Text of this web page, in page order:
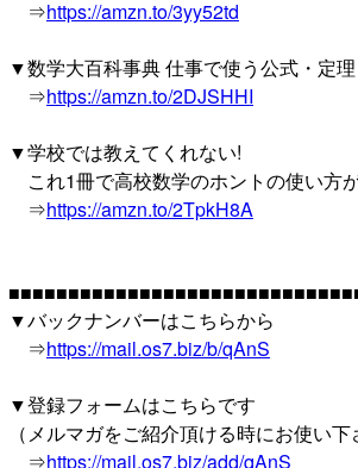
⇒https://amzn.to/3yy52td
▼数学大百科事典 仕事で使う公式・定
⇒https://amzn.to/2DJSHHI
▼学校では教えてくれない!
これ1冊で高校数学のホントの使い方
⇒https://amzn.to/2TpkH8A
▼バックナンバーはこちらから
⇒https://mail.os7.biz/b/qAnS
▼登録フォームはこちらです
（メルマガをご紹介頂ける時にお使い下
⇒https://mail.os7.biz/add/qAnS